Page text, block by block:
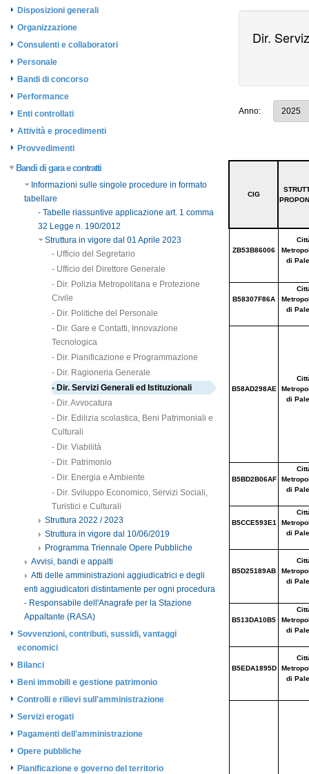
Disposizioni generali
Organizzazione
Consulenti e collaboratori
Personale
Bandi di concorso
Performance
Enti controllati
Attività e procedimenti
Provvedimenti
Bandi di gara e contratti
Informazioni sulle singole procedure in formato
tabellare
- Tabelle riassuntive applicazione art. 1 comma
32 Legge n. 190/2012
Struttura in vigore dal 01 Aprile 2023
- Ufficio del Segretario
- Ufficio del Direttore Generale
- Dir. Polizia Metropolitana e Protezione
Civile
- Dir. Politiche del Personale
- Dir. Gare e Contatti, Innovazione
Tecnologica
- Dir. Pianificazione e Programmazione
- Dir. Ragioneria Generale
- Dir. Servizi Generali ed Istituzionali
- Dir. Avvocatura
- Dir. Edilizia scolastica, Beni Patrimoniali e
Culturali
- Dir. Viabilità
- Dir. Patrimonio
- Dir. Energia e Ambiente
- Dir. Sviluppo Economico, Servizi Sociali,
Turistici e Culturali
Struttura 2022 / 2023
Struttura in vigore dal 10/06/2019
Programma Triennale Opere Pubbliche
Avvisi, bandi e appalti
Atti delle amministrazioni aggiudicatrici e degli
enti aggiudicatori distintamente per ogni procedura
- Responsabile dell'Anagrafe per la Stazione
Appaltante (RASA)
Sovvenzioni, contributi, sussidi, vantaggi
economici
Bilanci
Beni immobili e gestione patrimonio
Controlli e rilievi sull'amministrazione
Servizi erogati
Pagamenti dell'amministrazione
Opere pubbliche
Pianificazione e governo del territorio